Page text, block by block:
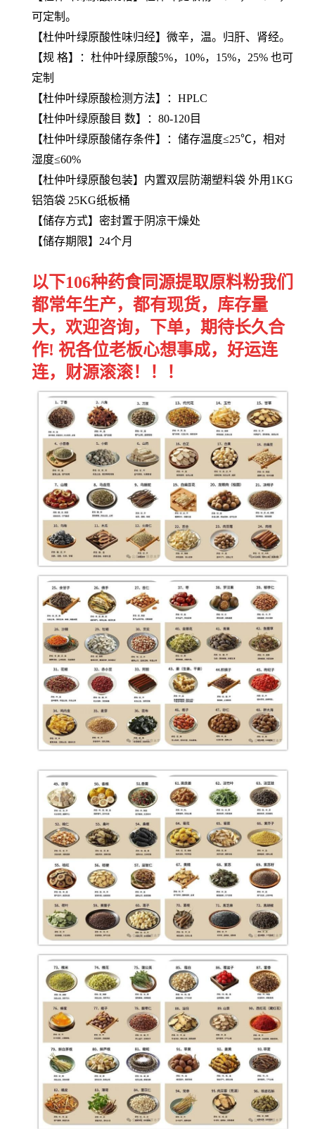
可定制。
【杜仲叶绿原酸性味归经】微辛，温。归肝、肾经。
【规 格】：杜仲叶绿原酸5%，10%，15%，25% 也可
定制
【杜仲叶绿原酸检测方法】：HPLC
【杜仲叶绿原酸目 数】：80-120目
【杜仲叶绿原酸储存条件】：储存温度≤25℃，相对
湿度≤60%
【杜仲叶绿原酸包装】内置双层防潮塑料袋 外用1KG
铝箔袋 25KG纸板桶
【储存方式】密封置于阴凉干燥处
【储存期限】24个月
以下106种药食同源提取原料粉我们
都常年生产，都有现货，库存量
大，欢迎咨询，下单，期待长久合
作! 祝各位老板心想事成，好运连
连，财源滚滚！！！